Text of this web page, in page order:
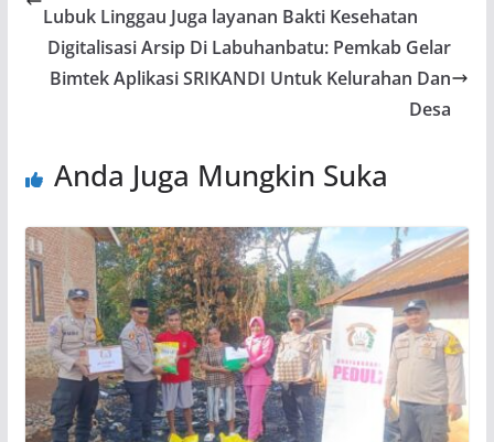
Lubuk Linggau Juga layanan Bakti Kesehatan
Digitalisasi Arsip Di Labuhanbatu: Pemkab Gelar
Bimtek Aplikasi SRIKANDI Untuk Kelurahan Dan
Desa
Anda Juga Mungkin Suka